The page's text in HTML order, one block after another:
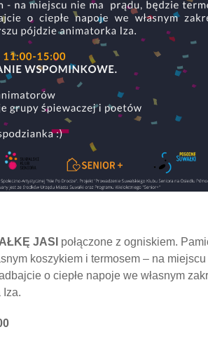
JASI połączone z ogniskiem.
koszykiem i termosem – na
o ciepłe napoje we własnym
Iza.